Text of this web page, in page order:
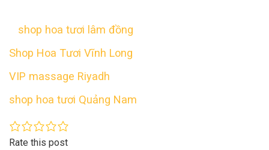
shop hoa tươi lâm đồng
Shop Hoa Tươi Vĩnh Long
VIP massage Riyadh
shop hoa tươi Quảng Nam
Rate this post